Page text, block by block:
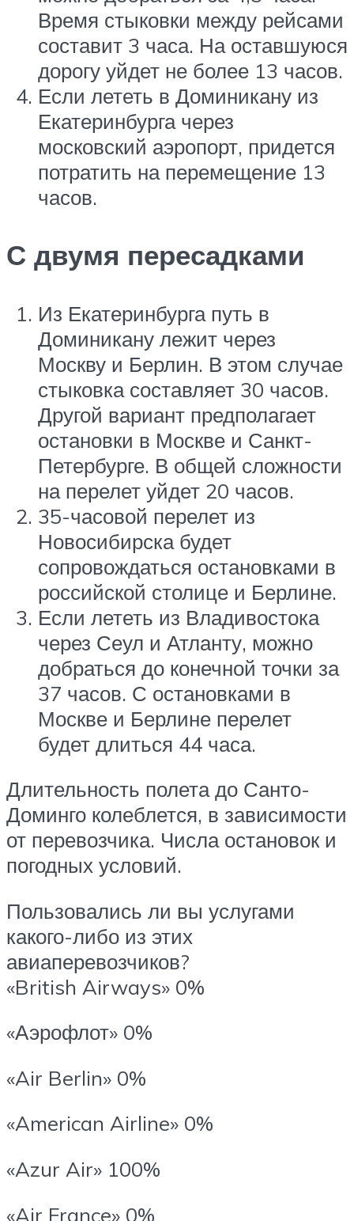
Время стыковки между рейсами
составит 3 часа. На оставшуюся
дорогу уйдет не более 13 часов.
Если лететь в Доминикану из
Екатеринбурга через
московский аэропорт, придется
потратить на перемещение 13
часов.
С двумя пересадками
Из Екатеринбурга путь в
Доминикану лежит через
Москву и Берлин. В этом случае
стыковка составляет 30 часов.
Другой вариант предполагает
остановки в Москве и Санкт-
Петербурге. В общей сложности
на перелет уйдет 20 часов.
35-часовой перелет из
Новосибирска будет
сопровождаться остановками в
российской столице и Берлине.
Если лететь из Владивостока
через Сеул и Атланту, можно
добраться до конечной точки за
37 часов. С остановками в
Москве и Берлине перелет
будет длиться 44 часа.
Длительность полета до Санто-
Доминго колеблется, в зависимости
от перевозчика. Числа остановок и
погодных условий.
Пользовались ли вы услугами
какого-либо из этих
авиаперевозчиков?
«British Airways» 0%
«Аэрофлот» 0%
«Air Berlin» 0%
«American Airline» 0%
«Azur Air» 100%
«Air France» 0%